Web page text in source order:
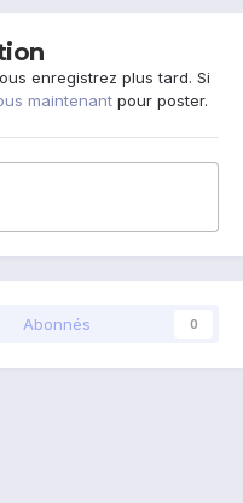
enregistrez plus tard. Si
maintenant pour poster.
Abonnés 0